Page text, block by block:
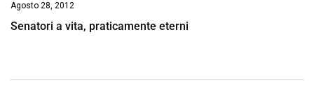
Agosto 28, 2012
Senatori a vita, praticamente eterni